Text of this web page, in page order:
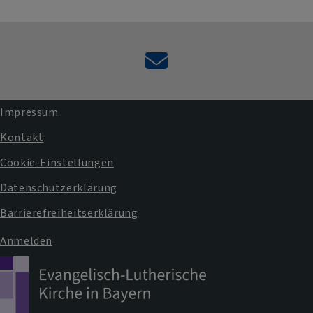
Kontaktformular
Fußbereichsmenü
Impressum
Kontakt
Cookie-Einstellungen
Datenschutzerklärung
Barrierefreiheitserklärung
Benutzermenü
Anmelden